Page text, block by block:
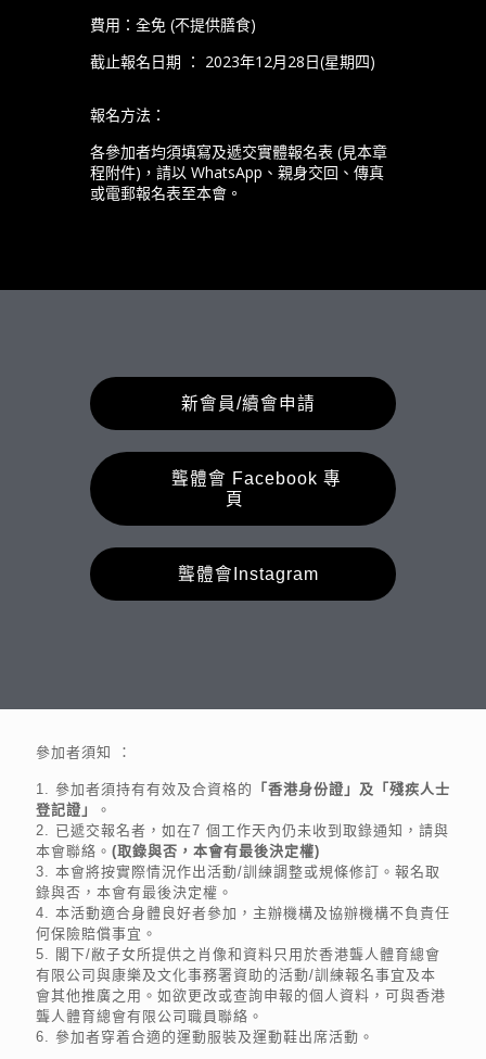
費用：全免 (不提供膳食)
截止報名日期 ： 2023年12月28日(星期四)
報名方法：
各參加者均須填寫及遞交實體報名表 (見本章
程附件)，請以 WhatsApp、親身交回、傳真
或電郵報名表至本會。
新會員/續會申請
聾體會 Facebook 專
頁
聾體會Instagram
參加者須知 ：
1. 參加者須持有有效及合資格的
「香港身份證」及「殘疾人士
登記證」
。
2. 已遞交報名者，如在7 個工作天內仍未收到取錄通知，請與
本會聯絡。 (取錄與否，本會有最後決定權)
3. 本會將按實際情況作出活動/訓練調整或規條修訂。報名取
錄與否，本會有最後決定權。
4. 本活動適合身體良好者參加，主辦機構及協辦機構不負責任
何保險賠償事宜。
5. 閣下/敝子女所提供之肖像和資料只用於香港聾人體育總會
有限公司與康樂及文化事務署資助的活動/訓練報名事宜及本
會其他推廣之用。如欲更改或查詢申報的個人資料，可與香港
聾人體育總會有限公司職員聯絡。
6. 參加者穿着合適的運動服裝及運動鞋出席活動。